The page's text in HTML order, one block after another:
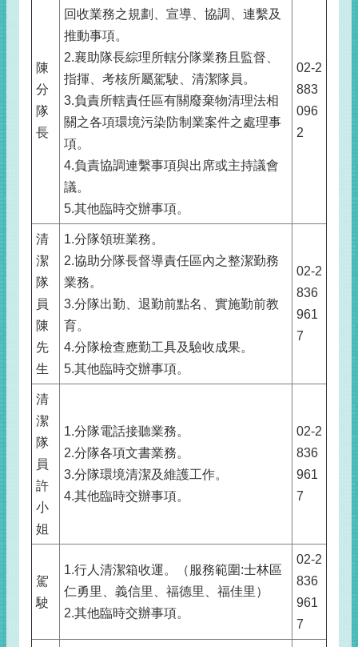
陳
分
隊
長
回收業務之規劃、宣導、協調、連繫及
推動事項。
2.襄助隊長綜理所轄分隊業務且監督、
指揮、考核所屬駕駛、清潔隊員。
3.負責所轄責任區有關廢棄物清理法相
關之各項環境污染防制業案件之處理事
項。
4.負責協調連繫事項與出席或主持議會
議。
5.其他臨時交辦事項。
02-2
883
096
2
清
潔
隊
員
陳
先
生
1.分隊領班業務。
2.協助分隊長督導責任區內之整潔勤務
業務。
3.分隊出勤、退勤前點名、實施勤前教
育。
4.分隊檢查應勤工具及驗收成果。
5.其他臨時交辦事項。
02-2
836
961
7
清
潔
隊
員
許
小
姐
1.分隊電話接聽業務。
2.分隊各項文書業務。
3.分隊環境清潔及維護工作。
4.其他臨時交辦事項。
02-2
836
961
7
駕
駛
1.行人清潔箱收運。（服務範圍:士林區
仁勇里、義信里、福德里、福佳里）
2.其他臨時交辦事項。
02-2
836
961
7